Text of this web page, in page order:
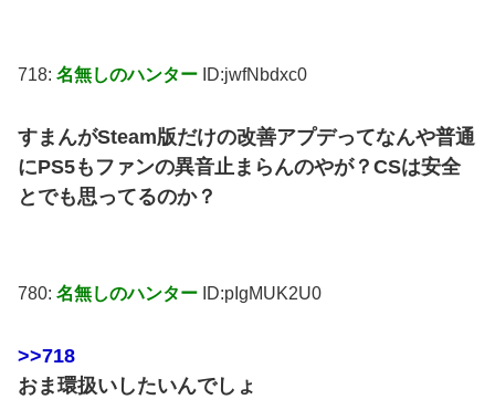
718: 名無しのハンター ID:jwfNbdxc0
すまんがSteam版だけの改善アプデってなんや普通
にPS5もファンの異音止まらんのやが？CSは安全
とでも思ってるのか？
780: 名無しのハンター ID:pIgMUK2U0
>>718
おま環扱いしたいんでしょ